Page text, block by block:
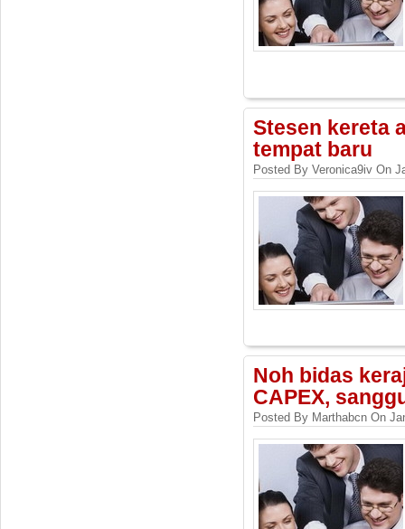
Stesen kereta
tempat baru
Posted By Veronica9iv On
Noh bidas
CAPEX,
Posted By Marthabcn On